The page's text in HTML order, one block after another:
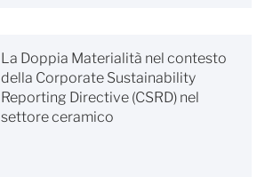
La Doppia Materialità nel contesto
della Corporate Sustainability
Reporting Directive (CSRD) nel
settore ceramico